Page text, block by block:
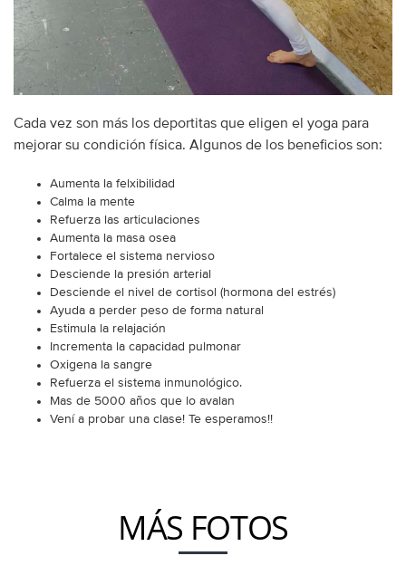
Cada vez son más los deportitas que eligen el yoga para
mejorar su condición física. Algunos de los beneficios son:
Aumenta la felxibilidad
Calma la mente
Refuerza las articulaciones
Aumenta la masa osea
Fortalece el sistema nervioso
Desciende la presión arterial
Desciende el nivel de cortisol (hormona del estrés)
Ayuda a perder peso de forma natural
Estimula la relajación
Incrementa la capacidad pulmonar
Oxigena la sangre
Refuerza el sistema inmunológico.
Mas de 5000 años que lo avalan
Vení a probar una clase! Te esperamos!!
MÁS FOTOS